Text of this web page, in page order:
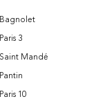
3
Mandé
10